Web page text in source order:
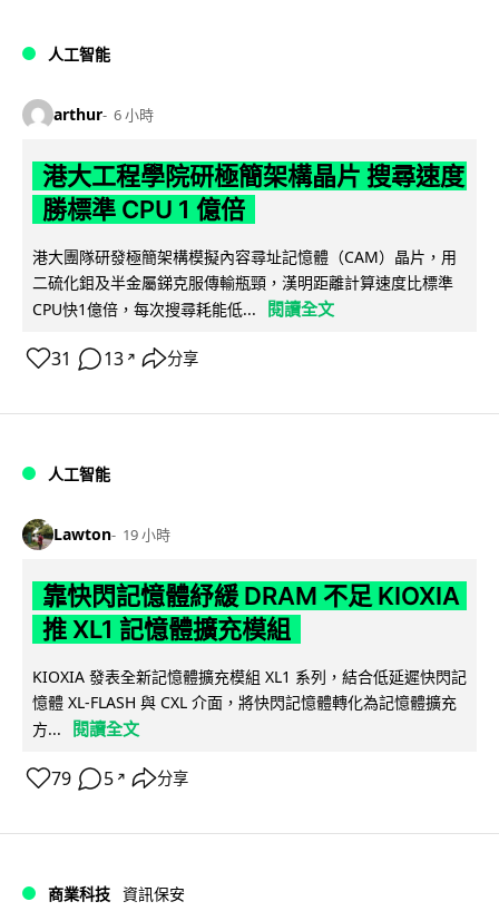
人工智能
arthur 6 小時
港大工程學院研極簡架構晶片 搜尋速度
勝標準 CPU 1 億倍
港大團隊研發極簡架構模擬內容尋址記憶體（CAM）晶片，用
二硫化鉬及半金屬銻克服傳輸瓶頸，漢明距離計算速度比標準
CPU快1億倍，每次搜尋耗能低...
閱讀全文
31 13 ↗ 分享
人工智能
Lawton 19 小時
靠快閃記憶體紓緩 DRAM 不足 KIOXIA
推 XL1 記憶體擴充模組
KIOXIA 發表全新記憶體擴充模組 XL1 系列，結合低延遲快閃記
憶體 XL-FLASH 與 CXL 介面，將快閃記憶體轉化為記憶體擴充
方...
閱讀全文
79 5 ↗ 分享
商業科技 資訊保安